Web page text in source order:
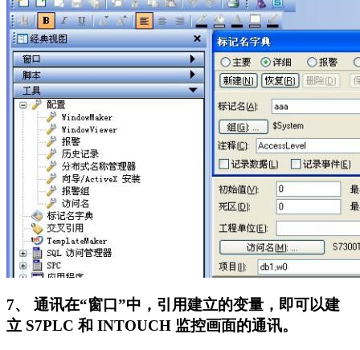
7、 通讯在“窗口”中，引用建立的变量，即可以建
立 S7PLC 和 INTOUCH 监控画面的通讯。